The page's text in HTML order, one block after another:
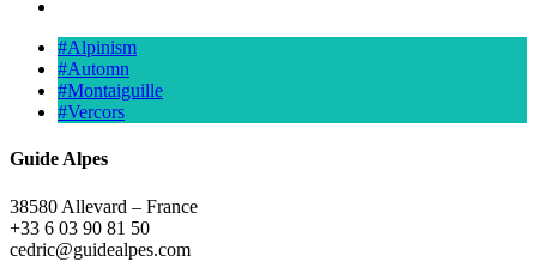
#Alpinism
#Automn
#Montaiguille
#Vercors
Guide Alpes
38580 Allevard – France
+33 6 03 90 81 50
cedric@guidealpes.com